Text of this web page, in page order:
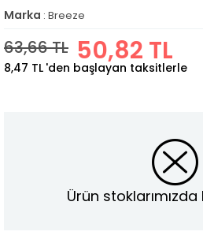
Marka : Breeze
63,66 TL 50,82 TL
8,47 TL 'den başlayan taksitlerle
Ürün stoklarımızda